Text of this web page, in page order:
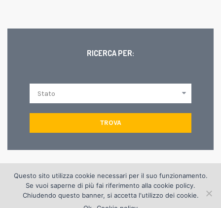
RICERCA PER:
TROVA
© Copyright 2012 Edilgrisendi s.p.a. | via D. Dal Verme, 8 42124
Reggio Emilia | tel. +(39) 0522 516999 - fax 0522 920386 |
info@edilgrisendi.it
Questo sito utilizza cookie necessari per il suo funzionamento.
Se vuoi saperne di più fai riferimento alla cookie policy.
Chiudendo questo banner, si accetta l'utilizzo dei cookie.